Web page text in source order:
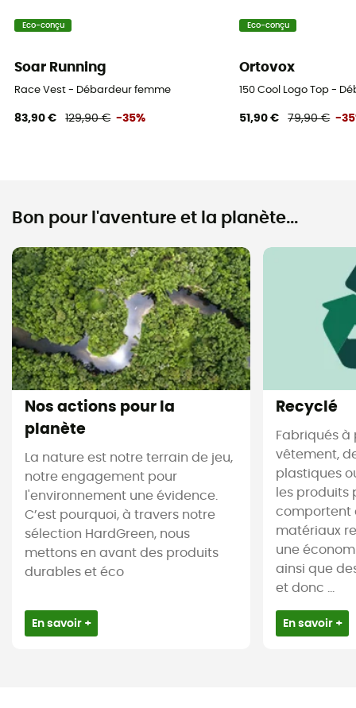
Eco-conçu
Soar Running
Race Vest - Débardeur femme
83,90 € 129,90 € -35%
Eco-conçu
Ortovox
150 Cool Logo Top -
51,90 € 79,90 € -
Bon pour l'aventure et la planète...
Nos actions pour la
planète
La nature est notre terrain de jeu,
notre engagement pour
l'environnement une évidence.
C’est pourquoi, à travers notre
sélection HardGreen, nous
mettons en avant des produits
durables et éco
En savoir +
Recyclé
Fabriqués à
vêtement,
plastiques
les produits
comportent
matériaux
une
ainsi que
et donc ...
En savoir +